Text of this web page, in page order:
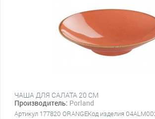
ЧАША ДЛЯ САЛАТА 20 CM
Производитель: Porland
Артикул 177820 ORANGEКод изделия